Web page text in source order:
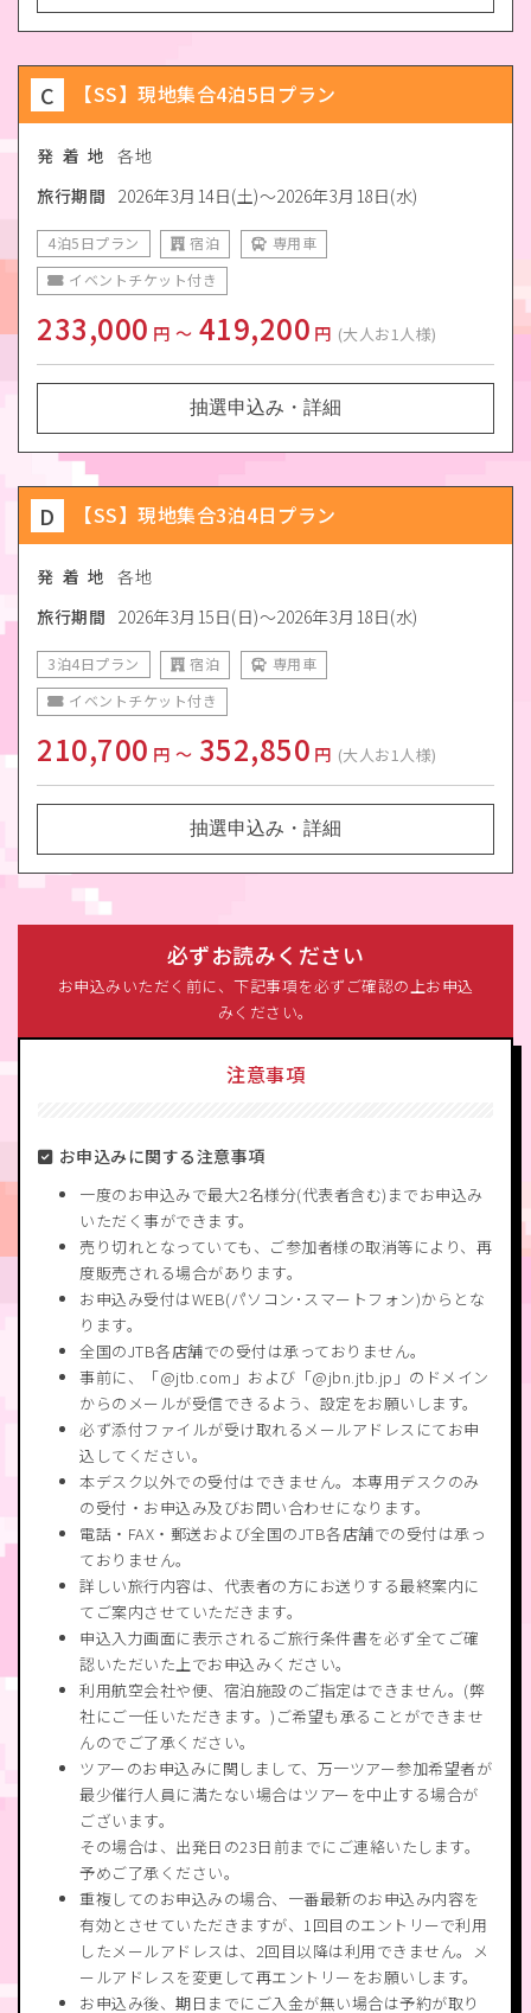
C 【SS】現地集合4泊5日プラン
発 着 地 各地
旅行期間 2026年3月14日(土)～2026年3月18日(水)
4泊5日プラン 宿泊
専用車
イベントチケット付き
233,000 円 〜 419,200 円 (大人お1人様)
抽選申込み・詳細
D 【SS】現地集合3泊4日プラン
発 着 地 各地
旅行期間 2026年3月15日(日)～2026年3月18日(水)
3泊4日プラン 宿泊
専用車
イベントチケット付き
210,700 円 〜 352,850 円 (大人お1人様)
抽選申込み・詳細
必ずお読みください
お申込みいただく前に、下記事項を必ずご確認の上お申込
みください。
注意事項
お申込みに関する注意事項
一度のお申込みで最大2名様分(代表者含む)までお申込み
いただく事ができます。
売り切れとなっていても、ご参加者様の取消等により、再
度販売される場合があります。
お申込み受付はWEB(パソコン･スマートフォン)からとな
ります。
全国のJTB各店舗での受付は承っておりません。
事前に、「@jtb.com」および「@jbn.jtb.jp」のドメイン
からのメールが受信できるよう、設定をお願いします。
必ず添付ファイルが受け取れるメールアドレスにてお申
込してください。
本デスク以外での受付はできません。本専用デスクのみ
の受付・お申込み及びお問い合わせになります。
電話・FAX・郵送および全国のJTB各店舗での受付は承っ
ておりません。
詳しい旅行内容は、代表者の方にお送りする最終案内に
てご案内させていただきます。
申込入力画面に表示されるご旅行条件書を必ず全てご確
認いただいた上でお申込みください。
利用航空会社や便、宿泊施設のご指定はできません。(弊
社にご一任いただきます。)ご希望も承ることができませ
んのでご了承ください。
ツアーのお申込みに関しまして、万一ツアー参加希望者が
最少催行人員に満たない場合はツアーを中止する場合が
ございます。
その場合は、出発日の23日前までにご連絡いたします。
予めご了承ください。
重複してのお申込みの場合、一番最新のお申込み内容を
有効とさせていただきますが、1回目のエントリーで利用
したメールアドレスは、2回目以降は利用できません。メ
ールアドレスを変更して再エントリーをお願いします。
お申込み後、期日までにご入金が無い場合は予約が取り